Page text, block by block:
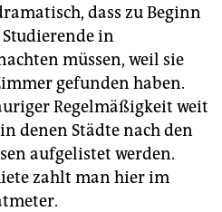
dass zu Beginn
in
müssen, weil sie
gefunden haben.
Regelmäßigkeit weit
denen Städte nach den
aufgelistet werden.
zahlt man hier im